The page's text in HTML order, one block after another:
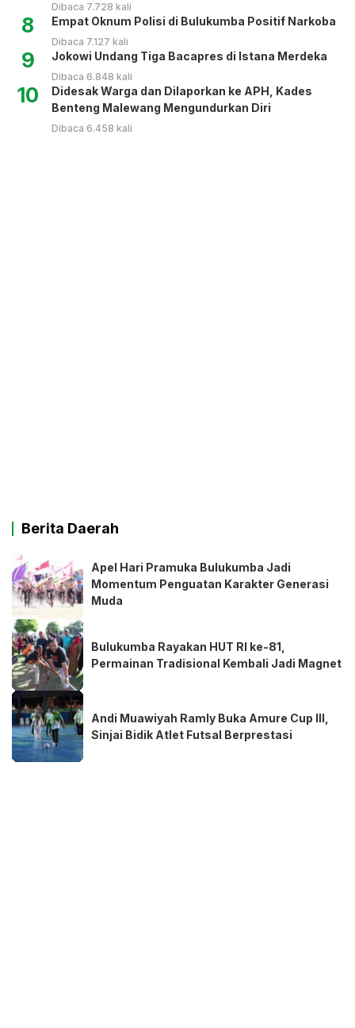
Dibaca 7.728 kali
8 Empat Oknum Polisi di Bulukumba Positif Narkoba
Dibaca 7.127 kali
9 Jokowi Undang Tiga Bacapres di Istana Merdeka
Dibaca 6.848 kali
10
Didesak Warga dan Dilaporkan ke APH, Kades
Benteng Malewang Mengundurkan Diri
Dibaca 6.458 kali
Berita Daerah
Apel Hari Pramuka Bulukumba Jadi
Momentum Penguatan Karakter Generasi
Muda
Bulukumba Rayakan HUT RI ke-81,
Permainan Tradisional Kembali Jadi Magnet
Andi Muawiyah Ramly Buka Amure Cup III,
Sinjai Bidik Atlet Futsal Berprestasi